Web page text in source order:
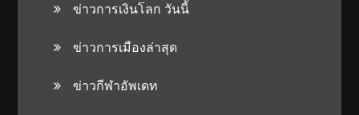
ข่าวการเงินโลก วันนี้
ข่าวการเมืองล่าสุด
ข่าวกีฬาอัพเดท